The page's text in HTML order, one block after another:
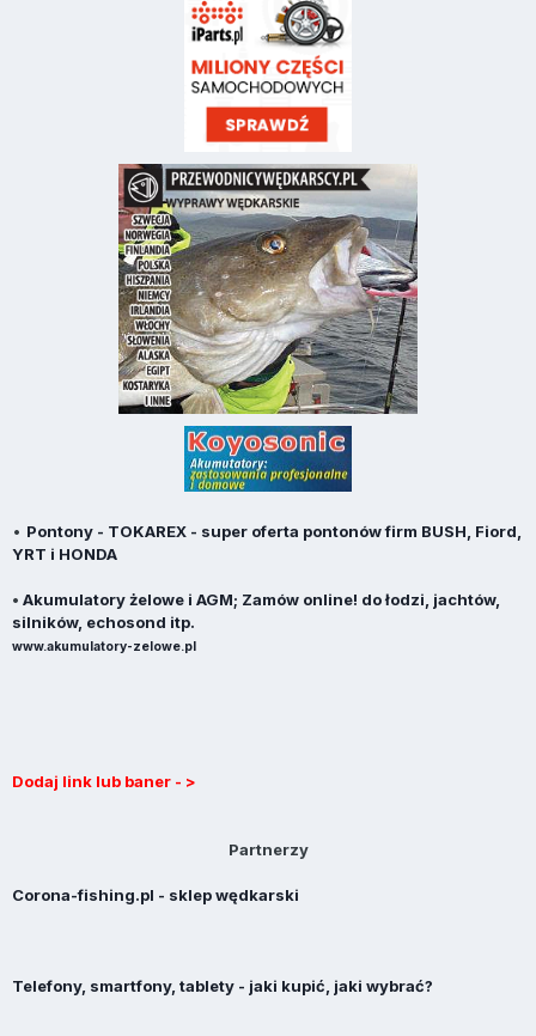
• Pontony - TOKAREX - super oferta pontonów firm BUSH, Fiord,
YRT i HONDA
• Akumulatory żelowe i AGM; Zamów online! do łodzi, jachtów,
silników, echosond itp.
www.akumulatory-zelowe.pl
Dodaj link lub baner - >
Partnerzy
Corona-fishing.pl - sklep wędkarski
Telefony, smartfony, tablety - jaki kupić, jaki wybrać?